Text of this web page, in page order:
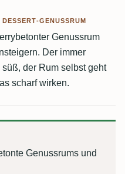
GENUSSRUM
Genussrum
Der immer
der Rum selbst geht
scharf wirken.
Genussrums und